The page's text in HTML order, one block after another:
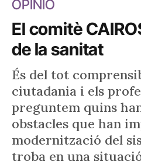
OPINIÓ
El comitè
de la sanitat
És del tot
ciutadania i els
preguntem quins
obstacles que han
modernització del
troba en una